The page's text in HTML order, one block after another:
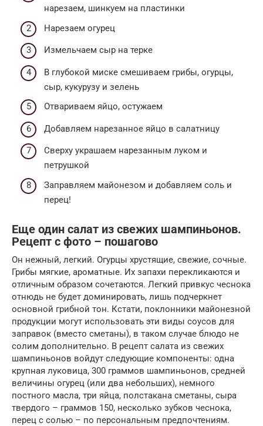
нарезаем, шинкуем на пластинки
Нарезаем огурец
Измельчаем сыр на терке
В глубокой миске смешиваем грибы, огурцы,
сыр, кукурузу и зелень
Отвариваем яйцо, остужаем
Добавляем нарезанное яйцо в салатницу
Сверху украшаем нарезанным луком и
петрушкой
Заправляем майонезом и добавляем соль и
перец!
Еще один салат из свежих шампиньонов.
Рецепт с фото – пошагово
Он нежный, легкий. Огурцы хрустящие, свежие, сочные.
Грибы мягкие, ароматные. Их запахи перекликаются и
отличным образом сочетаются. Легкий привкус чеснока
отнюдь не будет доминировать, лишь подчеркнет
основной грибной тон. Кстати, поклонники майонезной
продукции могут использовать эти виды соусов для
заправок (вместо сметаны), в таком случае блюдо не
солим дополнительно. В рецепт салата из свежих
шампиньонов войдут следующие компоненты: одна
крупная луковица, 300 граммов шампиньонов, средней
величины огурец (или два небольших), немного
постного масла, три яйца, полстакана сметаны, сыра
твердого – граммов 150, несколько зубков чеснока,
перец с солью – по персональным предпочтениям.